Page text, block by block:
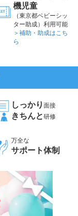
機児童
（東京都ベビーシッ
ター助成）利用可能
＞補助・助成はこち
ら
しっかり 面接
きちんと研修
万全な
サポート体制